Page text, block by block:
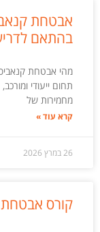
אבטחת
בהתאם
מהי אבטחת
תחום ייעודי
מחמירות של
קרא עוד »
26 במרץ 2026
קורס אבטחת